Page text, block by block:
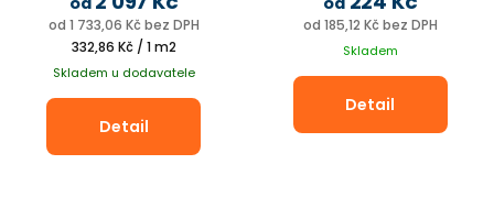
od 1 733,06 Kč bez DPH
Měrná
cena:
332,86 Kč / 1 m2
Skladem u dodavatele
Detail
od 185,12 Kč bez DPH
Skladem
Detail